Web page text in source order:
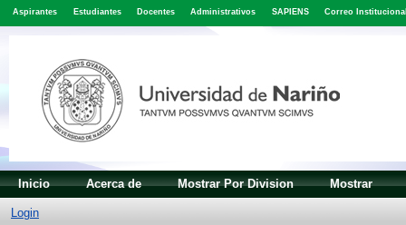
Aspirantes Estudiantes Docentes Administrativos SAPIENS Correo
Inicio Acerca de Mostrar Por Division Mostrar
Login